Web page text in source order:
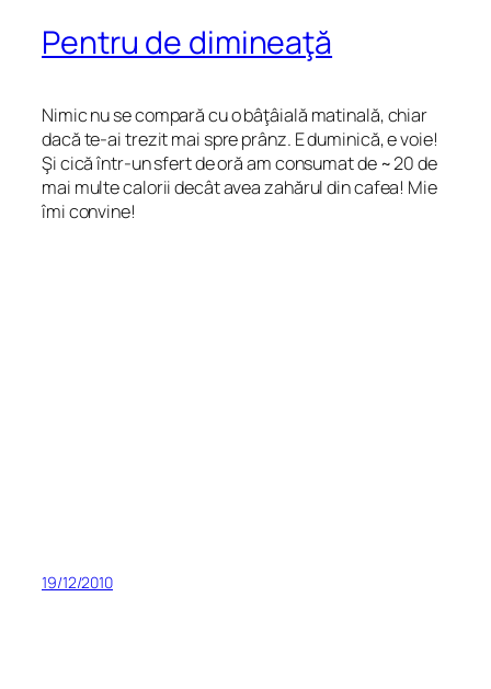
Pentru de dimineaţă
Nimic nu se compară cu o bâţâială matinală, chiar
dacă te-ai trezit mai spre prânz. E duminică, e voie!
Şi cică într-un sfert de oră am consumat de ~ 20 de
mai multe calorii decât avea zahărul din cafea! Mie
îmi convine!
19/12/2010